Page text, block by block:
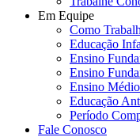
Em Equipe
Como
Educação
Ensino
Ensino
Ensino Médio
Educação
Período
Fale Conosco